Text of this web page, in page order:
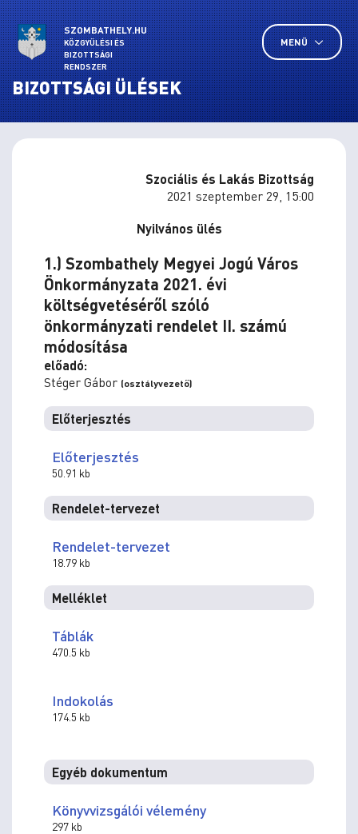
SZOMBATHELY.HU
KÖZGYŰLÉSI ÉS
BIZOTTSÁGI
RENDSZER
MENÜ
BIZOTTSÁGI ÜLÉSEK
Szociális és Lakás Bizottság
2021 szeptember 29, 15:00
Nyilvános ülés
1.) Szombathely Megyei Jogú Város
Önkormányzata 2021. évi
költségvetéséről szóló
önkormányzati rendelet II. számú
módosítása
előadó:
Stéger Gábor (osztályvezető)
Előterjesztés
Előterjesztés
50.91 kb
Rendelet-tervezet
Rendelet-tervezet
18.79 kb
Melléklet
Táblák
470.5 kb
Indokolás
174.5 kb
Egyéb dokumentum
Könyvvizsgálói vélemény
297 kb